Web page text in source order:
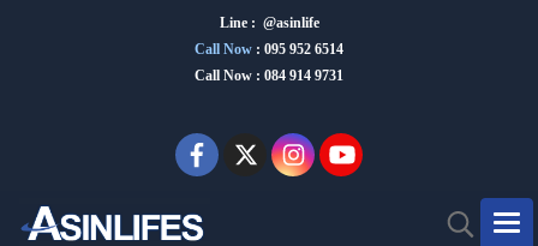
Line : @asinlife
Call Now : 095 952 6514
Call Now : 084 914 9731